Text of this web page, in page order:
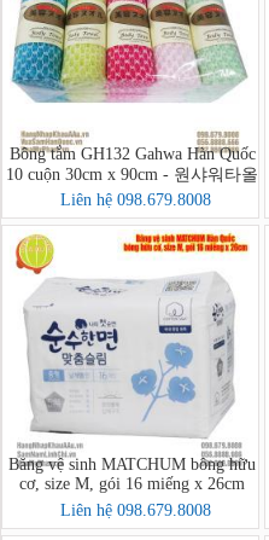
Bông tắm GH132 Gahwa Hàn Quốc
10 cuộn 30cm x 90cm - 원샤워타올
Liên hệ 098.679.8008
Băng vệ sinh MATCHUM bông hữu
cơ, size M, gói 16 miếng x 26cm
Liên hệ 098.679.8008